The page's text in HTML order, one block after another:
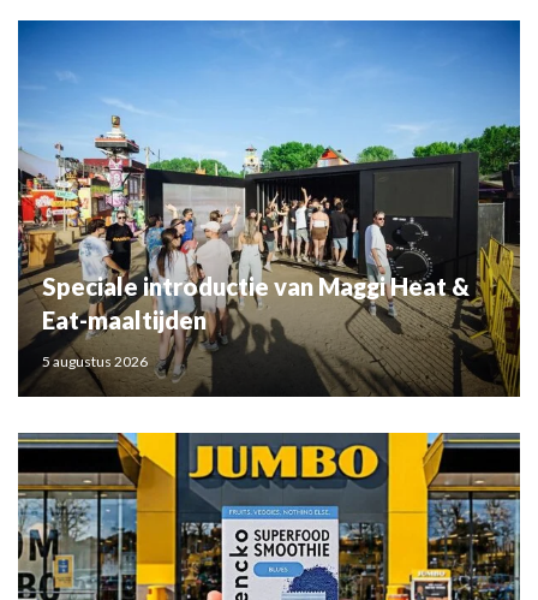
Speciale introductie van Maggi Heat &
Eat-maaltijden
5 augustus 2026